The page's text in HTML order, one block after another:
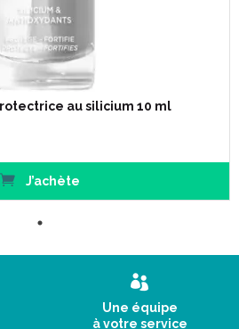
au silicium 10 ml
J’achète
Une équipe
à votre service